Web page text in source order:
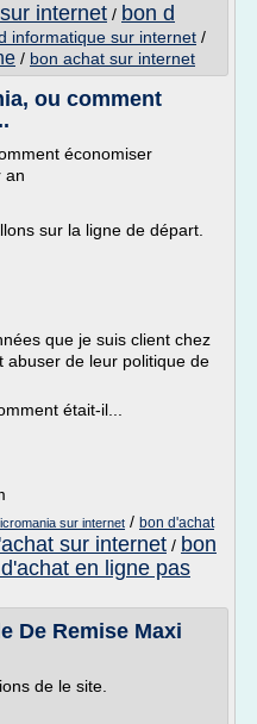
internet / bon d
informatique sur internet /
/ bon achat sur internet
ou comment
économiser
an
sur la ligne de départ.
que je suis client chez
abuser de leur politique de
était-il...
sur internet / bon d'achat
sur internet / bon
en ligne pas
De Remise Maxi
de le site.